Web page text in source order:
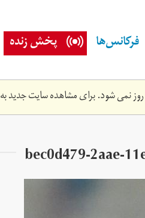
فرکانس‌ها پخش زنده
نمی شود. برای مشاهده سایت جدید به
bec0d479-2aae-